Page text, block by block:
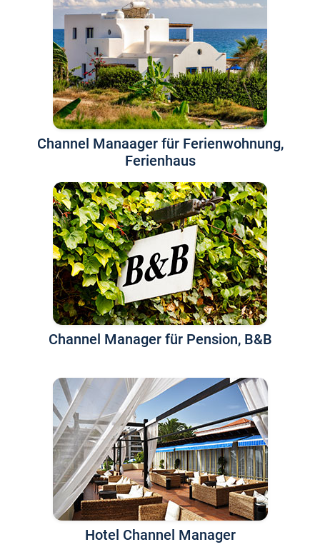
Channel Manaager für Ferienwohnung,
Ferienhaus
Channel Manager für Pension, B&B
Hotel Channel Manager